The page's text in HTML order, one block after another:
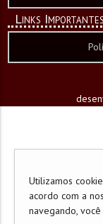
Links Importantes
Utilizamos
acordo com a
navegando,